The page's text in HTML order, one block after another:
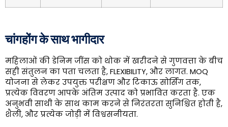
चांगहोंग के साथ भागीदार
महिलाओं की डेनिम जींस को थोक में खरीदने से गुणवत्ता के बीच
सही संतुलन का पता चलता है, FLEXIBILITY, और लागत. MOQ
योजना से लेकर उपयुक्त परीक्षण और टिकाऊ सोर्सिंग तक,
प्रत्येक विवरण आपके अंतिम उत्पाद को प्रभावित करता है. एक
अनुभवी साथी के साथ काम करने से निरंतरता सुनिश्चित होती है,
शैली, और प्रत्येक जोड़ी में विश्वसनीयता.